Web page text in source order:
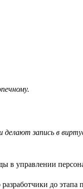
запись в
до